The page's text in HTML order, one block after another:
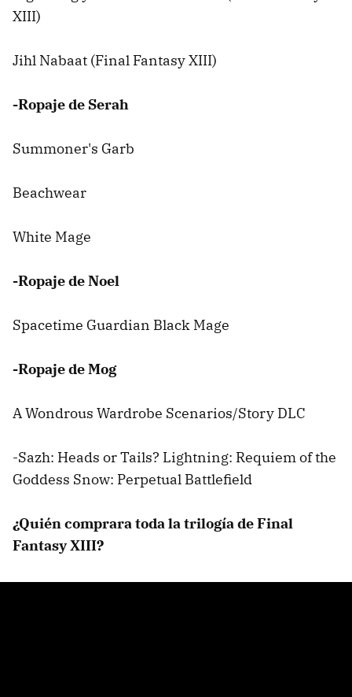
XIII)
Jihl Nabaat (Final Fantasy XIII)
-Ropaje de Serah
Summoner's Garb
Beachwear
White Mage
-Ropaje de Noel
Spacetime Guardian Black Mage
-Ropaje de Mog
A Wondrous Wardrobe Scenarios/Story DLC
-Sazh: Heads or Tails? Lightning: Requiem of the
Goddess Snow: Perpetual Battlefield
¿Quién comprara toda la trilogía de Final
Fantasy XIII?